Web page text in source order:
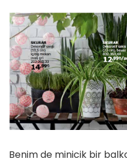
Benim de minicik bir